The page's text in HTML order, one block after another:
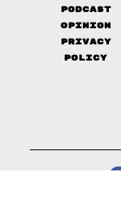
Podcast
Opinion
Privacy
Policy